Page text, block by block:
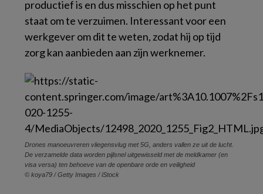
productief is en dus misschien op het punt
staat om te verzuimen. Interessant voor een
werkgever om dit te weten, zodat hij op tijd
zorg kan aanbieden aan zijn werknemer.
Drones manoeuvreren vliegensvlug met 5G, anders vallen ze uit de lucht.
De verzamelde data worden pijlsnel uitgewisseld met de meldkamer (en
visa versa) ten behoeve van de openbare orde en veiligheid
© koya79 / Getty Images / iStock